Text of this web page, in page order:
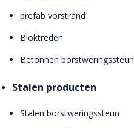
prefab vorstrand
Bloktreden
Betonnen borstweringssteun
Stalen producten
Stalen borstweringssteun